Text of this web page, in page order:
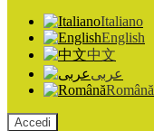
Italiano
English
中文
عربى
Română
Accedi